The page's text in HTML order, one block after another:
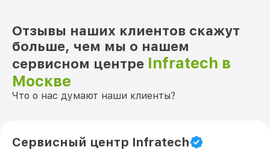
Отзывы наших клиентов скажут
больше, чем мы о нашем
сервисном центре Infratech в
Москве
Что о нас думают наши клиенты?
Сервисный центр Infratech